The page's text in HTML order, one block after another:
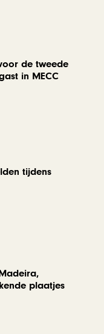
de tweede
in MECC
tijdens
plaatjes